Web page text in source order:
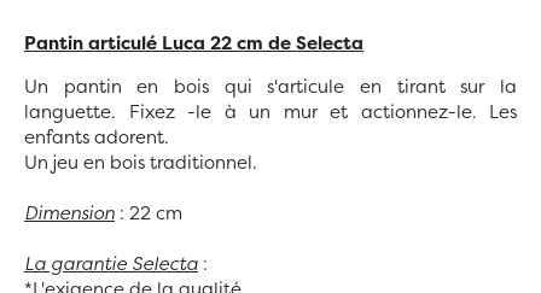
Pantin articulé Luca 22 cm de Selecta
Un pantin en bois qui s'articule en tirant sur la
languette. Fixez -le à un mur et actionnez-le. Les
enfants adorent.
Un jeu en bois traditionnel.
Dimension : 22 cm
La garantie Selecta :